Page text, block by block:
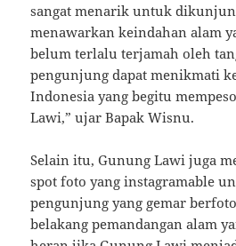
sangat menarik untuk
menawarkan keindahan alam
belum terlalu terjamah oleh
pengunjung dapat menikmati
Indonesia yang begitu
Lawi,” ujar Bapak Wisnu.
Selain itu, Gunung Lawi juga
spot foto yang instagramable
pengunjung yang gemar
belakang pemandangan alam